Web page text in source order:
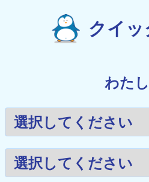
クイッ
わた